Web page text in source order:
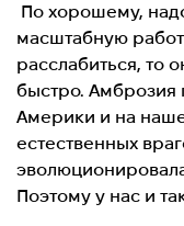
По хорошему,
масштабную
расслабиться, то
быстро. Амброзия
Америки и на
естественных
Поэтому у нас и